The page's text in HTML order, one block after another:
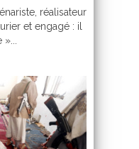
réalisateur
et engagé : il